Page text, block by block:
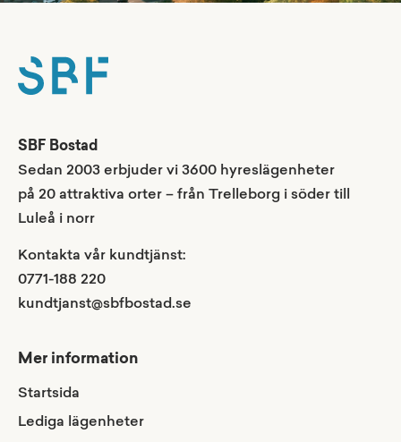
SBF Bostad
Sedan 2003 erbjuder vi 3600 hyreslägenheter
på 20 attraktiva orter – från Trelleborg i söder till
Luleå i norr
Kontakta vår kundtjänst:
0771-188 220
kundtjanst@sbfbostad.se
Mer information
Startsida
Lediga lägenheter